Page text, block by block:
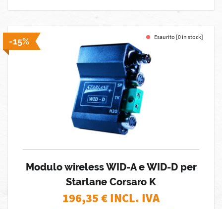
-15% Esaurito [0 in stock]
Modulo wireless WID-A e WID-D per
Starlane Corsaro K
196,35€ INCL. IVA